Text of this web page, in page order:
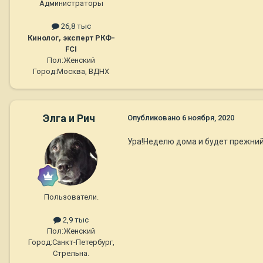
Администраторы
26,8 тыс
Кинолог, эксперт РКФ-
FCI
Пол:Женский
Город:Москва, ВДНХ
Элга и Рич
Пользователи.
2,9 тыс
Пол:Женский
Город:Санкт-Петербург,
Стрельна.
Опубликовано 6 ноября, 2020
Ура!Неделю дома и будет